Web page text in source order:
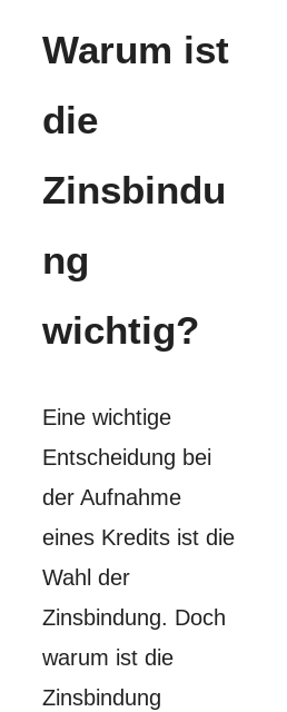
Warum ist
die
Zinsbindu
ng
wichtig?
Eine wichtige
Entscheidung bei
der Aufnahme
eines Kredits ist die
Wahl der
Zinsbindung. Doch
warum ist die
Zinsbindung